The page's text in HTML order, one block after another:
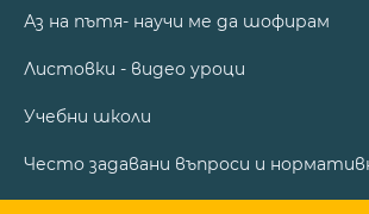
Аз на пътя- научи ме да шофирам
Листовки - видео уроци
Учебни школи
Често задавани въпроси и